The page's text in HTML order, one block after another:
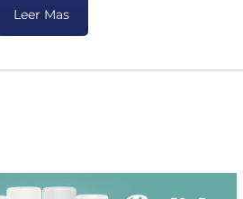
Leer Mas